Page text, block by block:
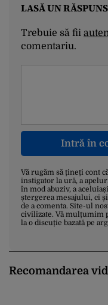
LASĂ UN RĂSPUNS
Trebuie să fii
comentariu.
Intră în
Vă rugăm să țineți cont
instigator la ură, a
în mod abuziv, a
ștergerea mesajului, ci
de a comenta. Site-ul
civilizate. Vă mulțumim
la o discuție bazată pe
Recomandarea